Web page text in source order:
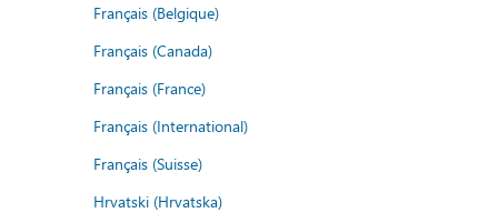
Français (Belgique)
Français (Canada)
Français (France)
Français (International)
Français (Suisse)
Hrvatski (Hrvatska)